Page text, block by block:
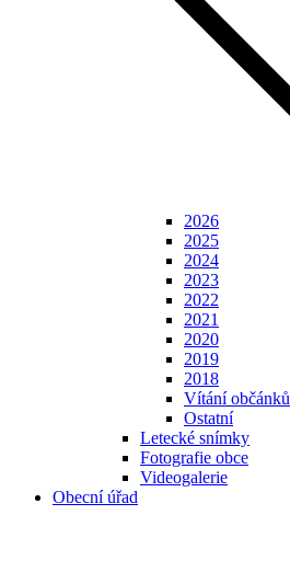
2026
2025
2024
2023
2022
2021
2020
2019
2018
Vítání občánků
Ostatní
Letecké snímky
Fotografie obce
Videogalerie
Obecní úřad